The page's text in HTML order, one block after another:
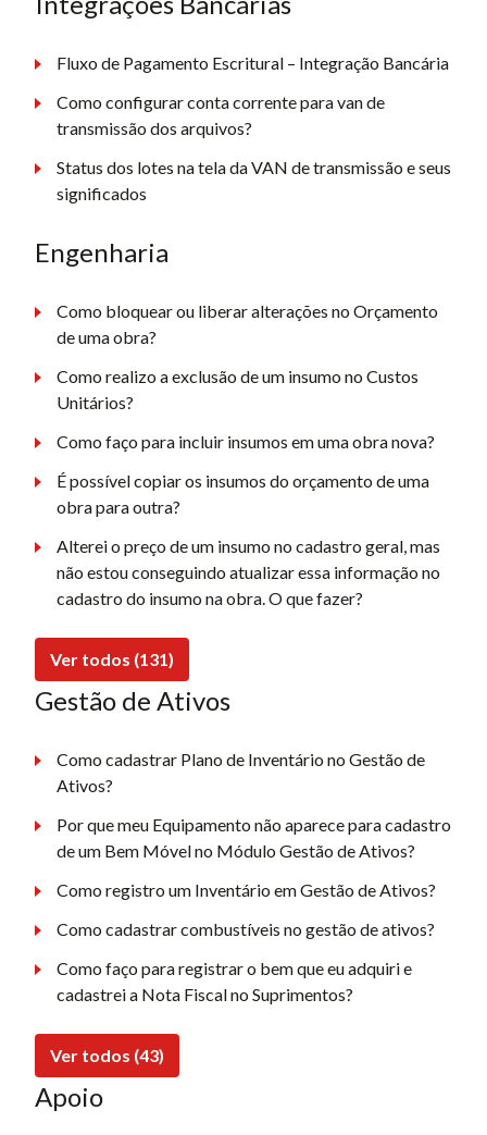
Fluxo de Pagamento Escritural – Integração Bancária
Como configurar conta corrente para van de
transmissão dos arquivos?
Status dos lotes na tela da VAN de transmissão e seus
significados
Engenharia
Como bloquear ou liberar alterações no Orçamento
de uma obra?
Como realizo a exclusão de um insumo no Custos
Unitários?
Como faço para incluir insumos em uma obra nova?
É possível copiar os insumos do orçamento de uma
obra para outra?
Alterei o preço de um insumo no cadastro geral, mas
não estou conseguindo atualizar essa informação no
cadastro do insumo na obra. O que fazer?
Ver todos (131)
Gestão de Ativos
Como cadastrar Plano de Inventário no Gestão de
Ativos?
Por que meu Equipamento não aparece para cadastro
de um Bem Móvel no Módulo Gestão de Ativos?
Como registro um Inventário em Gestão de Ativos?
Como cadastrar combustíveis no gestão de ativos?
Como faço para registrar o bem que eu adquiri e
cadastrei a Nota Fiscal no Suprimentos?
Ver todos (43)
Apoio